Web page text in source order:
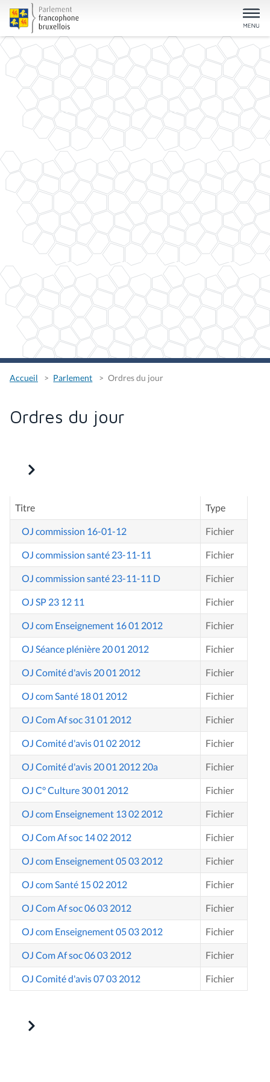
Accueil Parlement Ordres du jour
Ordres du jour
Titre Type
OJ commission 16-01-12 Fichier
OJ commission santé 23-11-11 Fichier
OJ commission santé 23-11-11 D Fichier
OJ SP 23 12 11 Fichier
OJ com Enseignement 16 01 2012 Fichier
OJ Séance plénière 20 01 2012 Fichier
OJ Comité d'avis 20 01 2012 Fichier
OJ com Santé 18 01 2012 Fichier
OJ Com Af soc 31 01 2012 Fichier
OJ Comité d'avis 01 02 2012 Fichier
OJ Comité d'avis 20 01 2012 20a Fichier
OJ C° Culture 30 01 2012 Fichier
OJ com Enseignement 13 02 2012 Fichier
OJ Com Af soc 14 02 2012 Fichier
OJ com Enseignement 05 03 2012 Fichier
OJ com Santé 15 02 2012 Fichier
OJ Com Af soc 06 03 2012 Fichier
OJ com Enseignement 05 03 2012 Fichier
OJ Com Af soc 06 03 2012 Fichier
OJ Comité d'avis 07 03 2012 Fichier